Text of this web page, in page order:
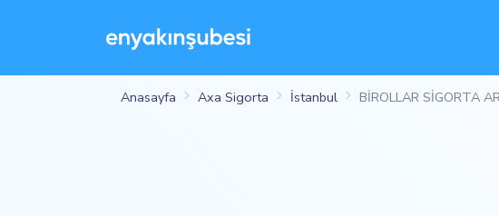
Anasayfa Axa Sigorta İstanbul BİROLLAR SİGORTA